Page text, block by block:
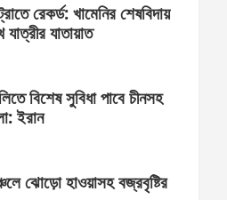
রেকর্ড: খামেনির শেষবিদায়
যাতায়াত
বিশেষ সুবিধা পাবে চীনসহ
ইরান
ঝোড়ো হাওয়াসহ বজ্রবৃষ্টির